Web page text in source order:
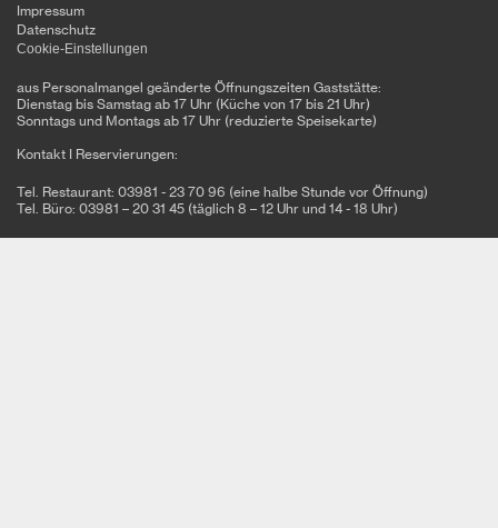
Impressum
Datenschutz
Cookie-Einstellungen
aus Personalmangel geänderte Öffnungszeiten Gaststätte:
Dienstag bis Samstag ab 17 Uhr (Küche von 17 bis 21 Uhr)
Sonntags und Montags ab 17 Uhr (reduzierte Speisekarte)
Kontakt I Reservierungen:
Tel. Restaurant: 03981 - 23 70 96 (eine halbe Stunde vor Öffnung)
Tel. Büro: 03981 – 20 31 45 (täglich 8 – 12 Uhr und 14 - 18 Uhr)